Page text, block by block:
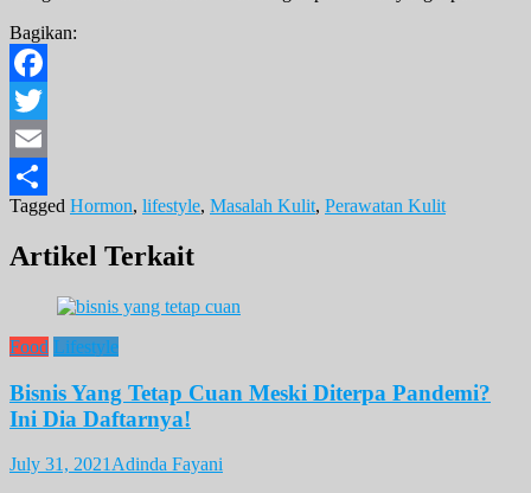
Bagikan:
Facebook
Twitter
Email
Share
Tagged Hormon, lifestyle, Masalah Kulit, Perawatan Kulit
Artikel Terkait
Food Lifestyle
Bisnis Yang Tetap Cuan Meski Diterpa Pandemi?
Ini Dia Daftarnya!
July 31, 2021 Adinda Fayani